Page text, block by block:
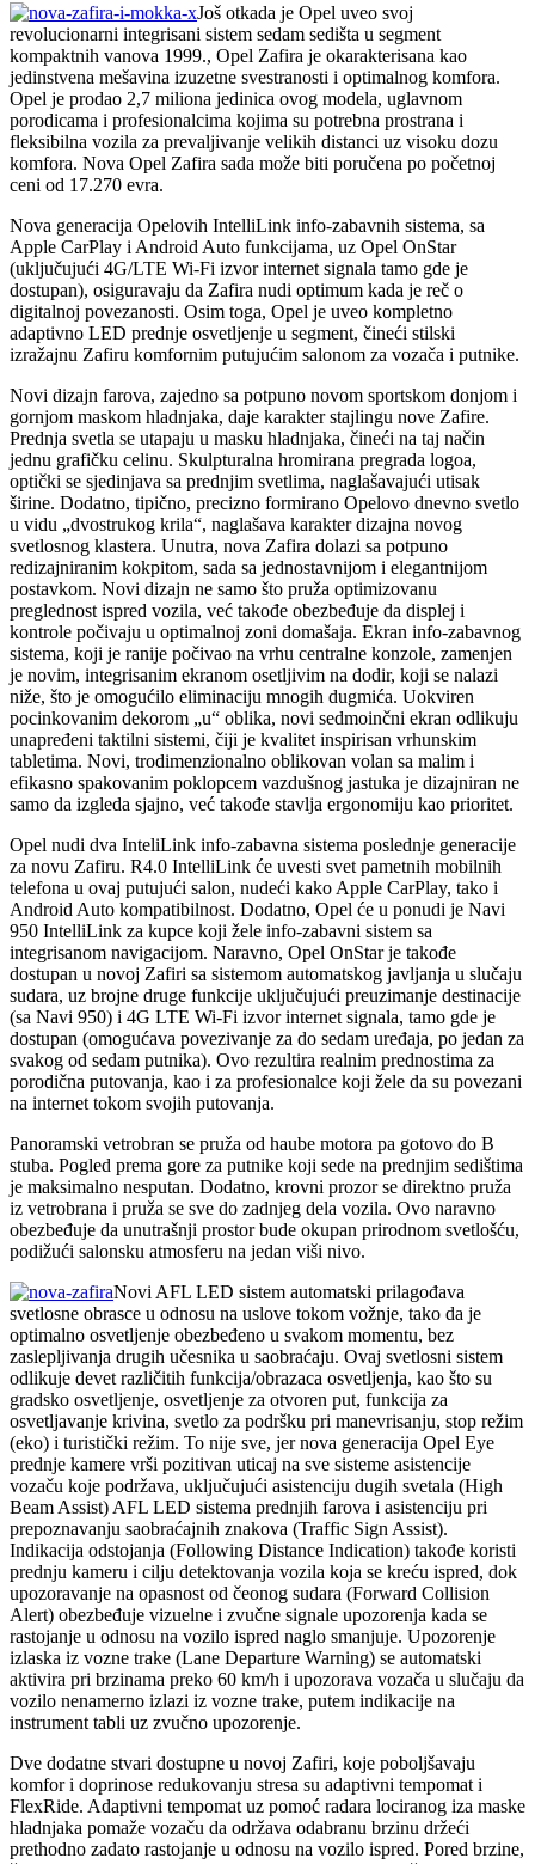
Još otkada je Opel uveo svoj
revolucionarni integrisani sistem sedam sedišta u segment
kompaktnih vanova 1999., Opel Zafira je okarakterisana kao
jedinstvena mešavina izuzetne svestranosti i optimalnog komfora.
Opel je prodao 2,7 miliona jedinica ovog modela, uglavnom
porodicama i profesionalcima kojima su potrebna prostrana i
fleksibilna vozila za prevaljivanje velikih distanci uz visoku dozu
komfora. Nova Opel Zafira sada može biti poručena po početnoj
ceni od 17.270 evra.
Nova generacija Opelovih IntelliLink info-zabavnih sistema, sa
Apple CarPlay i Android Auto funkcijama, uz Opel OnStar
(uključujući 4G/LTE Wi-Fi izvor internet signala tamo gde je
dostupan), osiguravaju da Zafira nudi optimum kada je reč o
digitalnoj povezanosti. Osim toga, Opel je uveo kompletno
adaptivno LED prednje osvetljenje u segment, čineći stilski
izražajnu Zafiru komfornim putujućim salonom za vozača i putnike.
Novi dizajn farova, zajedno sa potpuno novom sportskom donjom i
gornjom maskom hladnjaka, daje karakter stajlingu nove Zafire.
Prednja svetla se utapaju u masku hladnjaka, čineći na taj način
jednu grafičku celinu. Skulpturalna hromirana pregrada logoa,
optički se sjedinjava sa prednjim svetlima, naglašavajući utisak
širine. Dodatno, tipično, precizno formirano Opelovo dnevno svetlo
u vidu „dvostrukog krila“, naglašava karakter dizajna novog
svetlosnog klastera. Unutra, nova Zafira dolazi sa potpuno
redizajniranim kokpitom, sada sa jednostavnijom i elegantnijom
postavkom. Novi dizajn ne samo što pruža optimizovanu
preglednost ispred vozila, već takođe obezbeđuje da displej i
kontrole počivaju u optimalnoj zoni domašaja. Ekran info-zabavnog
sistema, koji je ranije počivao na vrhu centralne konzole, zamenjen
je novim, integrisanim ekranom osetljivim na dodir, koji se nalazi
niže, što je omogućilo eliminaciju mnogih dugmića. Uokviren
pocinkovanim dekorom „u“ oblika, novi sedmoinčni ekran odlikuju
unapređeni taktilni sistemi, čiji je kvalitet inspirisan vrhunskim
tabletima. Novi, trodimenzionalno oblikovan volan sa malim i
efikasno spakovanim poklopcem vazdušnog jastuka je dizajniran ne
samo da izgleda sjajno, već takođe stavlja ergonomiju kao prioritet.
Opel nudi dva InteliLink info-zabavna sistema poslednje generacije
za novu Zafiru. R4.0 IntelliLink će uvesti svet pametnih mobilnih
telefona u ovaj putujući salon, nudeći kako Apple CarPlay, tako i
Android Auto kompatibilnost. Dodatno, Opel će u ponudi je Navi
950 IntelliLink za kupce koji žele info-zabavni sistem sa
integrisanom navigacijom. Naravno, Opel OnStar je takođe
dostupan u novoj Zafiri sa sistemom automatskog javljanja u slučaju
sudara, uz brojne druge funkcije uključujući preuzimanje destinacije
(sa Navi 950) i 4G LTE Wi-Fi izvor internet signala, tamo gde je
dostupan (omogućava povezivanje za do sedam uređaja, po jedan za
svakog od sedam putnika). Ovo rezultira realnim prednostima za
porodična putovanja, kao i za profesionalce koji žele da su povezani
na internet tokom svojih putovanja.
Panoramski vetrobran se pruža od haube motora pa gotovo do B
stuba. Pogled prema gore za putnike koji sede na prednjim sedištima
je maksimalno nesputan. Dodatno, krovni prozor se direktno pruža
iz vetrobrana i pruža se sve do zadnjeg dela vozila. Ovo naravno
obezbeđuje da unutrašnji prostor bude okupan prirodnom svetlošću,
podižući salonsku atmosferu na jedan viši nivo.
Novi AFL LED sistem automatski prilagođava
svetlosne obrasce u odnosu na uslove tokom vožnje, tako da je
optimalno osvetljenje obezbeđeno u svakom momentu, bez
zaslepljivanja drugih učesnika u saobraćaju. Ovaj svetlosni sistem
odlikuje devet različitih funkcija/obrazaca osvetljenja, kao što su
gradsko osvetljenje, osvetljenje za otvoren put, funkcija za
osvetljavanje krivina, svetlo za podršku pri manevrisanju, stop režim
(eko) i turistički režim. To nije sve, jer nova generacija Opel Eye
prednje kamere vrši pozitivan uticaj na sve sisteme asistencije
vozaču koje podržava, uključujući asistenciju dugih svetala (High
Beam Assist) AFL LED sistema prednjih farova i asistenciju pri
prepoznavanju saobraćajnih znakova (Traffic Sign Assist).
Indikacija odstojanja (Following Distance Indication) takođe koristi
prednju kameru i cilju detektovanja vozila koja se kreću ispred, dok
upozoravanje na opasnost od čeonog sudara (Forward Collision
Alert) obezbeđuje vizuelne i zvučne signale upozorenja kada se
rastojanje u odnosu na vozilo ispred naglo smanjuje. Upozorenje
izlaska iz vozne trake (Lane Departure Warning) se automatski
aktivira pri brzinama preko 60 km/h i upozorava vozača u slučaju da
vozilo nenamerno izlazi iz vozne trake, putem indikacije na
instrument tabli uz zvučno upozorenje.
Dve dodatne stvari dostupne u novoj Zafiri, koje poboljšavaju
komfor i doprinose redukovanju stresa su adaptivni tempomat i
FlexRide. Adaptivni tempomat uz pomoć radara lociranog iza maske
hladnjaka pomaže vozaču da održava odabranu brzinu držeći
prethodno zadato rastojanje u odnosu na vozilo ispred. Pored brzine,